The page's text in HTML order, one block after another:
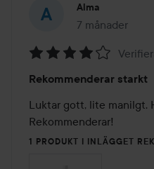
Alma
7 månader
Inlägget
4
av
5
Rekommenderar starkt
Luktar gott, lite manilgt.
Rekommenderar!
1 PRODUKT I INLÄGGET